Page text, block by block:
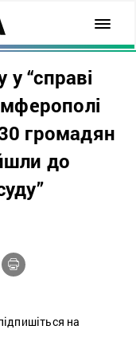
“справі
громадян
до
на